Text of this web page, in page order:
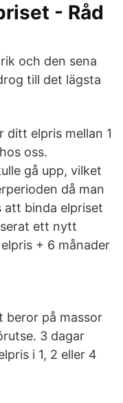
- Råd
och den sena
till det lägsta
ditt elpris mellan 1
oss.
gå upp, vilket
då man
binda elpriset
ett nytt
+ 6 månader
beror på massor
3 dagar
i 1, 2 eller 4